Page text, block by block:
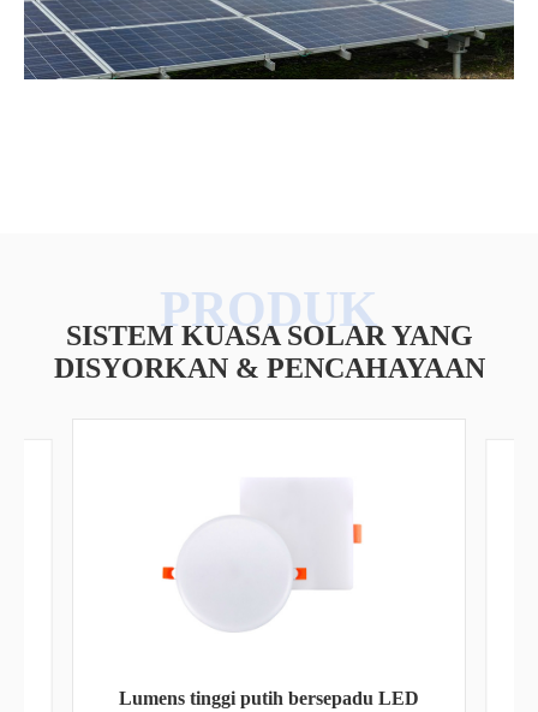
SISTEM KUASA SOLAR YANG
DISYORKAN & PENCAHAYAAN